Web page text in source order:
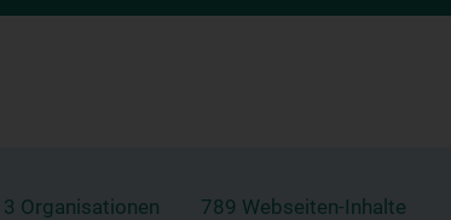
3 Organisationen 789 Webseiten-Inhalte